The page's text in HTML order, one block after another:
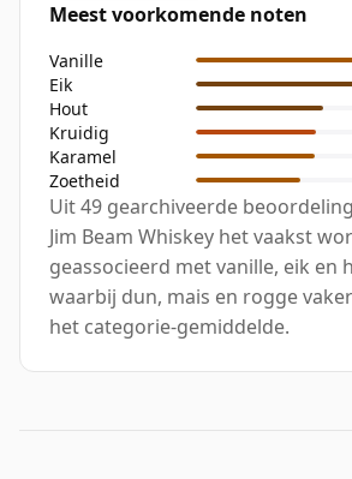
Meest voorkomende noten
Vanille
Eik
Hout
Kruidig
Karamel
Zoetheid
Uit 49 gearchiveerde
Jim Beam Whiskey het vaakst
geassocieerd met vanille, eik en
waarbij dun, mais en rogge
het categorie-gemiddelde.